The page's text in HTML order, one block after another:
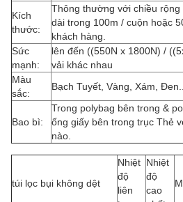
Kích
thước:
Thông thường với chiều
dài trong 100m / cuộn hoặc
khách hàng.
Sức
mạnh:
lên đến ((550N x 1800N) /
vải khác nhau
Màu
sắc:
Bạch Tuyết, Vàng, Xám, Đen...
Bao bì:
Trong polybag bên trong &
ống giấy bên trong trục Thẻ
nào.
túi lọc bụi không dệt
Nhiệt
độ
liên
Nhiệt
độ
cao